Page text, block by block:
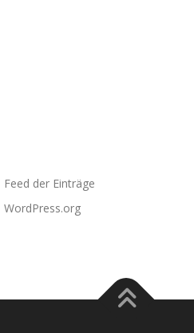
Feed der Einträge
WordPress.org